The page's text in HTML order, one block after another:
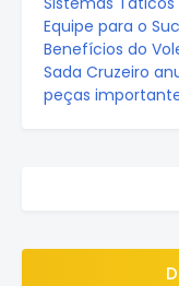
Equipe para o
Benefícios do
Sada Cruzeiro
peças